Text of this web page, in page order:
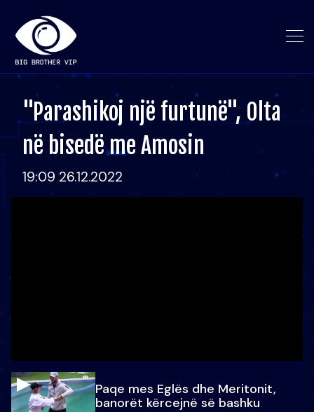
"Parashikoj një furtunë", Olta
në bisedë me Amosin
19:09 26.12.2022
Paqe mes Eglës dhe Meritonit,
banorët kërcejnë së bashku